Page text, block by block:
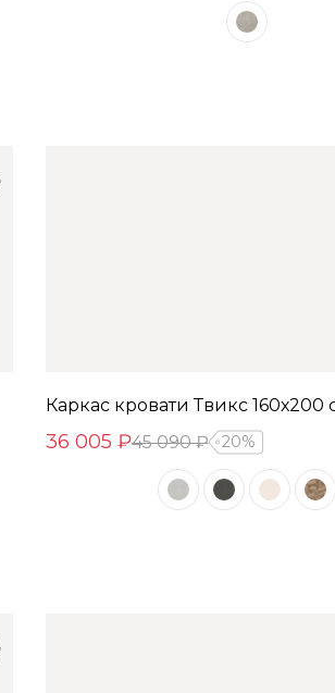
Каркас кровати Твикс 160х200
36 005 ₽45 090 ₽ 20%